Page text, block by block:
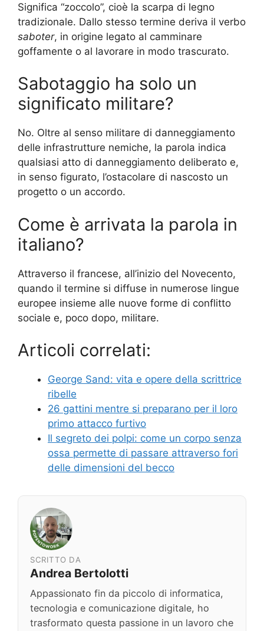
Significa “zoccolo”, cioè la scarpa di legno
tradizionale. Dallo stesso termine deriva il verbo
saboter, in origine legato al camminare
goffamente o al lavorare in modo trascurato.
Sabotaggio ha solo un
significato militare?
No. Oltre al senso militare di danneggiamento
delle infrastrutture nemiche, la parola indica
qualsiasi atto di danneggiamento deliberato e,
in senso figurato, l’ostacolare di nascosto un
progetto o un accordo.
Come è arrivata la parola in
italiano?
Attraverso il francese, all’inizio del Novecento,
quando il termine si diffuse in numerose lingue
europee insieme alle nuove forme di conflitto
sociale e, poco dopo, militare.
Articoli correlati:
George Sand: vita e opere della scrittrice
ribelle
26 gattini mentre si preparano per il loro
primo attacco furtivo
Il segreto dei polpi: come un corpo senza
ossa permette di passare attraverso fori
delle dimensioni del becco
SCRITTO DA
Andrea Bertolotti
Appassionato fin da piccolo di informatica,
tecnologia e comunicazione digitale, ho
trasformato questa passione in un lavoro che